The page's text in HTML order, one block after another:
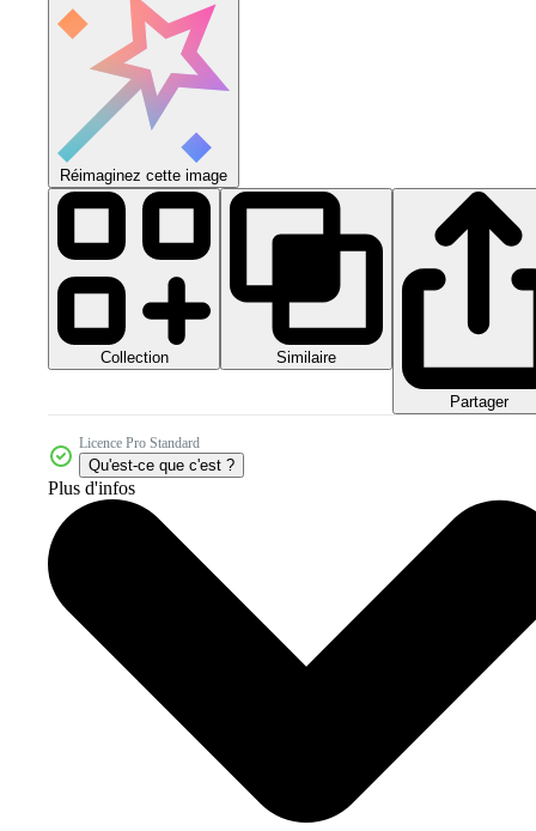
Réimaginez cette image
Collection Similaire
Partager
Licence Pro Standard
Qu'est-ce que c'est ?
Plus d'infos